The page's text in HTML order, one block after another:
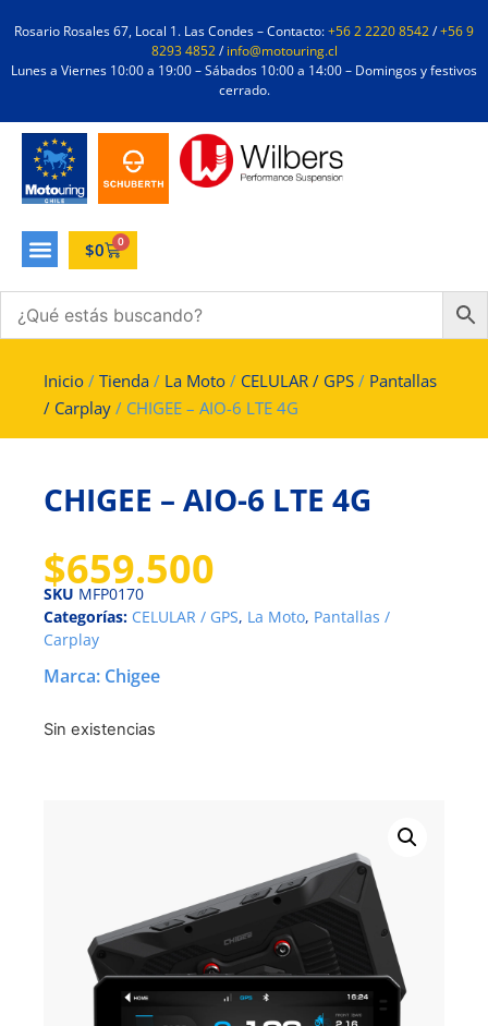
Rosario Rosales 67, Local 1. Las Condes – Contacto:+56 2 2220 8542/+56 9
8293 4852/info@motouring.cl
Lunes a Viernes 10:00 a 19:00 – Sábados 10:00 a 14:00 – Domingos y festivos
cerrado.
$0 0
Inicio / Tienda / La Moto / CELULAR / GPS / Pantallas
/ Carplay / CHIGEE – AIO-6 LTE 4G
CHIGEE – AIO-6 LTE 4G
$659.500
SKU MFP0170
Categorías: CELULAR / GPS, La Moto, Pantallas /
Carplay
Marca: Chigee
Sin existencias